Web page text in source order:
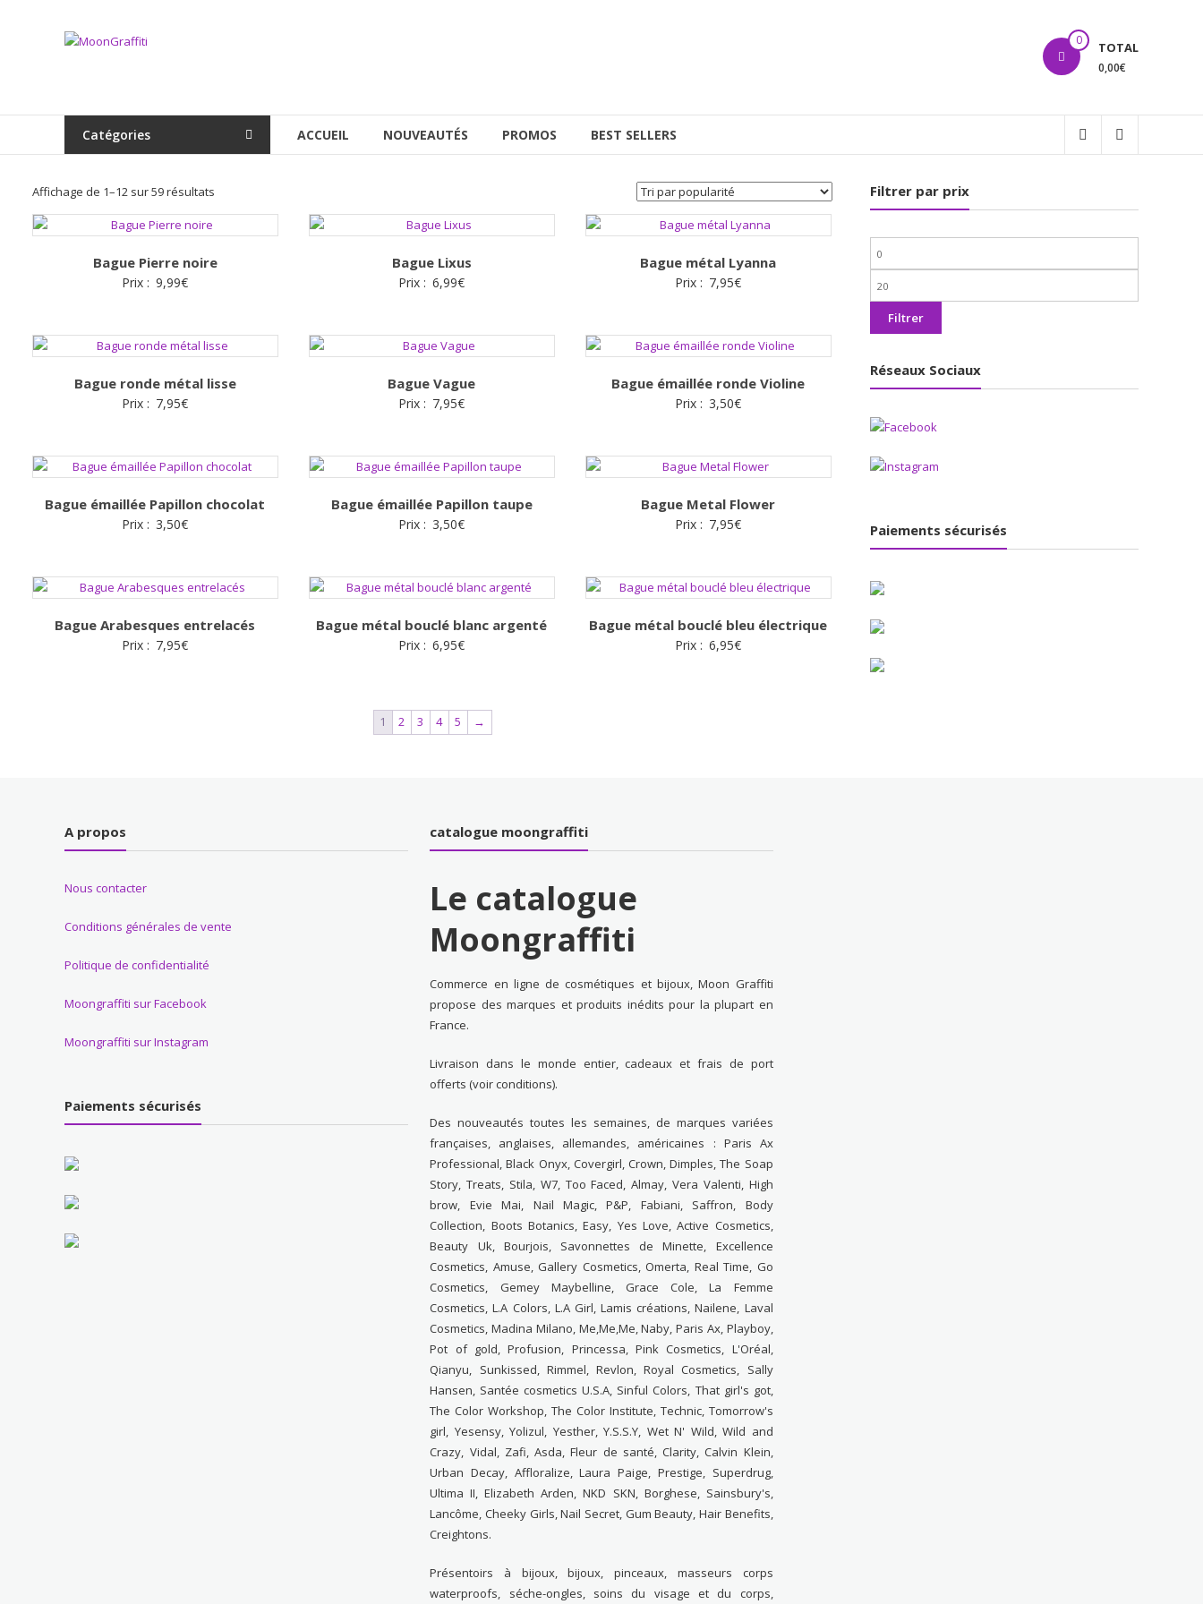
MoonGraffiti 0 TOTAL
0,00€
Catégories ACCUEIL NOUVEAUTÉS PROMOS BEST SELLERS
Affichage de 1–12 sur 59 résultats
par
popularité
Bague Pierre noire
Prix : 9,99€
Bague Lixus
Prix : 6,99€
Bague métal Lyanna
Prix : 7,95€
Bague ronde métal lisse
Prix : 7,95€
Bague Vague
Prix : 7,95€
Bague émaillée ronde Violine
Prix : 3,50€
Bague émaillée Papillon chocolat
Prix : 3,50€
Bague émaillée Papillon taupe
Prix : 3,50€
Bague Metal Flower
Prix : 7,95€
Bague Arabesques entrelacés
Prix : 7,95€
Bague métal bouclé blanc argenté
Prix : 6,95€
Bague métal bouclé bleu électrique
Prix : 6,95€
1 2 3 4 5 →
Filtrer par prix
Prix
min
Prix
max
Filtrer
Réseaux Sociaux
Paiements sécurisés
A propos
Nous contacter
Conditions générales de vente
Politique de confidentialité
Moongraffiti sur Facebook
Moongraffiti sur Instagram
Paiements sécurisés
catalogue moongraffiti
Le catalogue
Moongraffiti
Commerce en ligne de cosmétiques et bijoux, Moon Graffiti
propose des marques et produits inédits pour la plupart en
France.
Livraison dans le monde entier, cadeaux et frais de port
offerts (voir conditions).
Des nouveautés toutes les semaines, de marques variées
françaises, anglaises, allemandes, américaines : Paris Ax
Professional, Black Onyx, Covergirl, Crown, Dimples, The Soap
Story, Treats, Stila, W7, Too Faced, Almay, Vera Valenti, High
brow, Evie Mai, Nail Magic, P&P, Fabiani, Saffron, Body
Collection, Boots Botanics, Easy, Yes Love, Active Cosmetics,
Beauty Uk, Bourjois, Savonnettes de Minette, Excellence
Cosmetics, Amuse, Gallery Cosmetics, Omerta, Real Time, Go
Cosmetics, Gemey Maybelline, Grace Cole, La Femme
Cosmetics, L.A Colors, L.A Girl, Lamis créations, Nailene, Laval
Cosmetics, Madina Milano, Me,Me,Me, Naby, Paris Ax, Playboy,
Pot of gold, Profusion, Princessa, Pink Cosmetics, L'Oréal,
Qianyu, Sunkissed, Rimmel, Revlon, Royal Cosmetics, Sally
Hansen, Santée cosmetics U.S.A, Sinful Colors, That girl's got,
The Color Workshop, The Color Institute, Technic, Tomorrow's
girl, Yesensy, Yolizul, Yesther, Y.S.S.Y, Wet N' Wild, Wild and
Crazy, Vidal, Zafi, Asda, Fleur de santé, Clarity, Calvin Klein,
Urban Decay, Affloralize, Laura Paige, Prestige, Superdrug,
Ultima II, Elizabeth Arden, NKD SKN, Borghese, Sainsbury's,
Lancôme, Cheeky Girls, Nail Secret, Gum Beauty, Hair Benefits,
Creightons.
Présentoirs à bijoux, bijoux, pinceaux, masseurs corps
waterproofs, séche-ongles, soins du visage et du corps,